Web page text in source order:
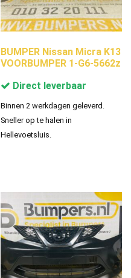
BUMPER Nissan Micra K13
VOORBUMPER 1-G6-5662z
Direct leverbaar
Binnen 2 werkdagen geleverd.
Sneller op te halen in
Hellevoetsluis.